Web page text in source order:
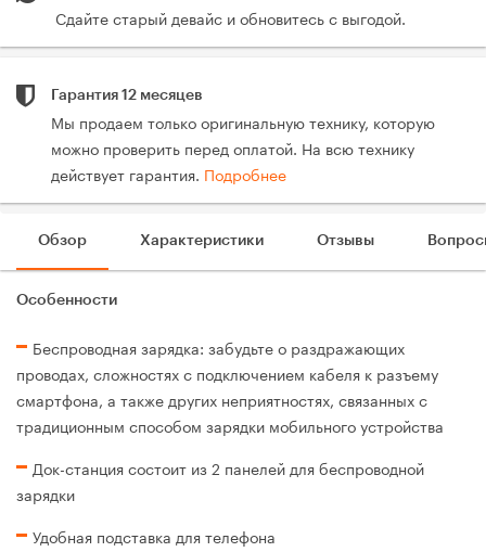
Сдайте старый девайс и обновитесь с выгодой.
Гарантия 12 месяцев
Мы продаем только оригинальную технику, которую
можно проверить перед оплатой. На всю технику
действует гарантия. Подробнее
Обзор Характеристики Отзывы
Особенности
Беспроводная зарядка: забудьте о раздражающих
проводах, сложностях с подключением кабеля к разъему
смартфона, а также других неприятностях, связанных с
традиционным способом зарядки мобильного устройства
Док-станция состоит из 2 панелей для беспроводной
зарядки
Удобная подставка для телефона